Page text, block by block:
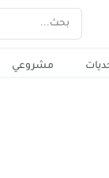
مشروعي